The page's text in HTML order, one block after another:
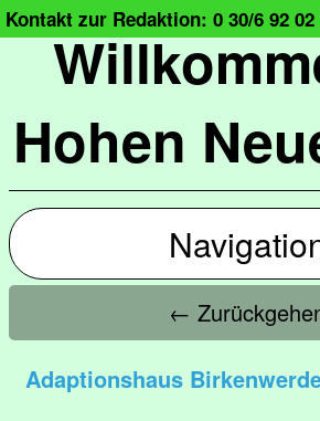
Hohen
Kontakt zur Redaktion: 0 30/6 92 02
←
Adaptionshaus